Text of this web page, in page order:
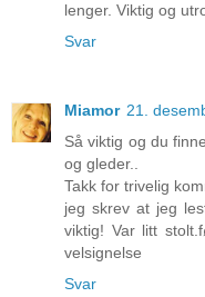
lenger. Viktig og
Svar
Miamor 21.
Så viktig og du
og gleder..
Takk for trivelig
jeg skrev at jeg
viktig! Var litt
velsignelse
Svar